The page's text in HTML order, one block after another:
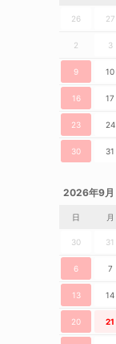
26 27
2 3
9 10
16 17
23 24
30 31
2026年9月
日 月
30 31
6 7
13 14
20 21